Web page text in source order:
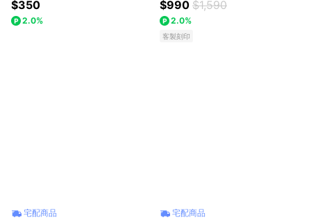
香
$350
2.0%
00g加贈精油 (贈代寫卡片服務)
$990 $1,590
2.0%
客製刻印
宅配商品 宅配商品